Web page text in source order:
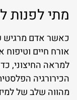
מתי לפנות
כאשר אדם מרגיש
אורח חיים וטיפוח
למראה החיצוני,
הכירורגיה
מהווה שלב של